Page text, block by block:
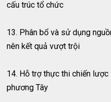
cấu trúc tổ chức
13. Phân bổ và sử dụng
nên kết quả vượt trội
14. Hỗ trợ thực thi chiến
phương Tây